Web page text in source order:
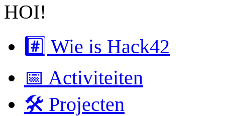
HOI!
#️⃣ Wie is Hack42
📅 Activiteiten
🛠 Projecten